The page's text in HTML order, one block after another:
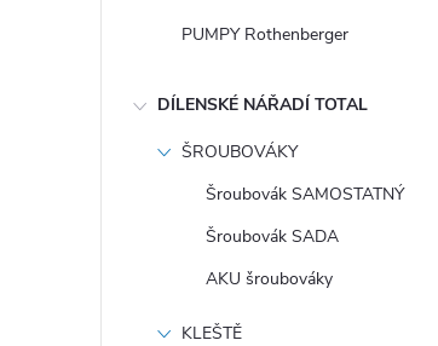
PUMPY Rothenberger
DÍLENSKÉ NÁŘADÍ TOTAL
ŠROUBOVÁKY
Šroubovák SAMOSTATNÝ
Šroubovák SADA
AKU šroubováky
KLEŠTĚ